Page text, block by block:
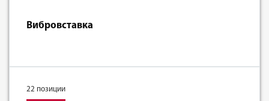
Вибровставка
22 позиции